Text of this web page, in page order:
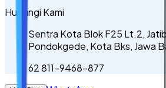
Hubungi Kami
Sentra Kota Blok F25 Lt.2,
Pondokgede, Kota Bks, Jawa
62 811-9468-877